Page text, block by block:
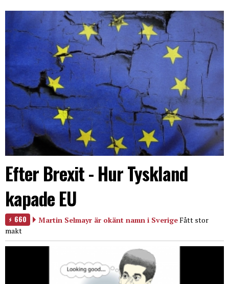
Efter Brexit - Hur Tyskland
kapade EU
660 Martin Selmayr är okänt namn i SverigeFått stor
makt